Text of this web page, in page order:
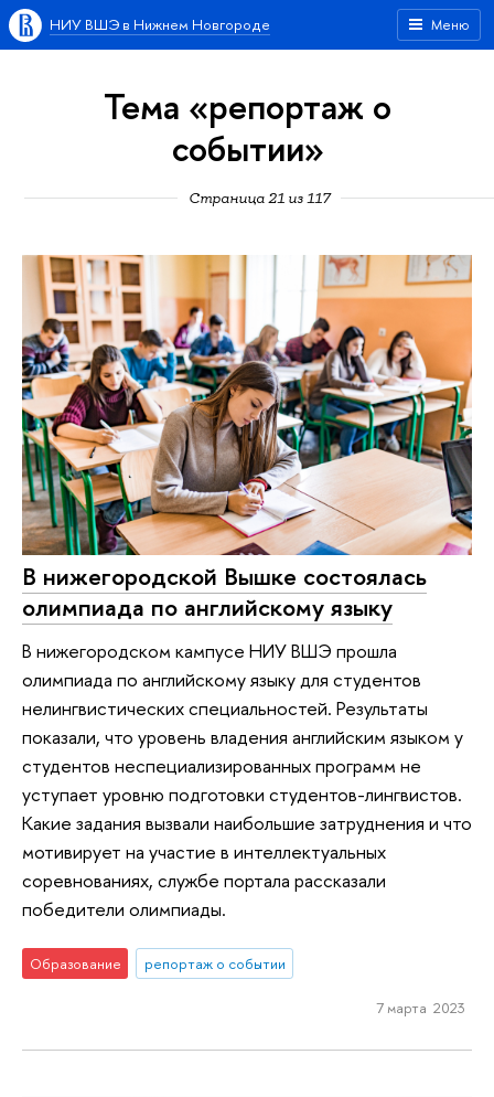
Меню
НИУ ВШЭ в Нижнем Новгороде
Тема «репортаж о
событии»
Страница 21 из 117
В нижегородской Вышке состоялась
олимпиада по английскому языку
В нижегородском кампусе НИУ ВШЭ прошла
олимпиада по английскому языку для студентов
нелингвистических специальностей. Результаты
показали, что уровень владения английским языком у
студентов неспециализированных программ не
уступает уровню подготовки студентов-лингвистов.
Какие задания вызвали наибольшие затруднения и что
мотивирует на участие в интеллектуальных
соревнованиях, службе портала рассказали
победители олимпиады.
Образование репортаж о событии
7 марта 2023